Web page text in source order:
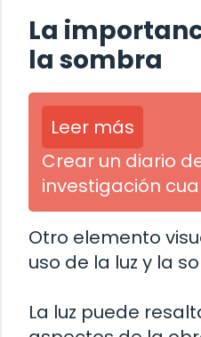
La
la sombra
Leer más
Crear un diario
investigación
Otro elemento
uso de la luz y la
La luz puede